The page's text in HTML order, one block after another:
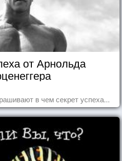
от Арнольда
в чем секрет успеха...